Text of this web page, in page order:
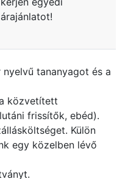
árajánlatot!
tananyagot és a
közvetített
frissítők, ebéd).
Külön
egy közelben lévő